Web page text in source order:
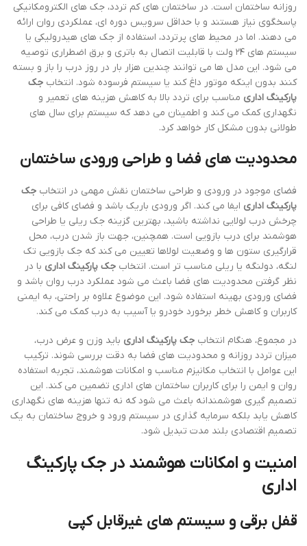
روزانه ساختمان است. در ساختمان های کم تردد، جک های الکترومکانیکی
پاسخگوی نیاز هستند و با حداقل سرویس دوره ای، عملکردی روان ارائه
می دهند. اما در محیط های پرتردد، استفاده از جک های هیدرولیکی یا
سیستم های ۲۴ ولت با قابلیت اتصال به باتری و برق اضطراری توصیه
می شود. این مدل ها می توانند چندین هزار بار در روز درب را باز و بسته
کنند بدون اینکه موتور داغ کند یا سیستم فرسوده شود. انتخاب جک
پارکینگ اداری مناسب برای تردد بالا به کاهش هزینه های تعمیر و
نگهداری کمک می کند و اطمینان می دهد که سیستم برای سال های
طولانی بدون مشکل کار خواهد کرد.
محدودیت های فضا و طراحی ورودی ساختمان
فضای موجود در ورودی و طراحی ساختمان نقش مهمی در انتخاب جک
پارکینگ اداری ایفا می کند. اگر ورودی باریک باشد و فضای کافی برای
چرخش درب لولایی نداشته باشید، بهترین گزینه جک ریلی یا طراحی
هوشمند برای درب بازویی است. همچنین، جهت باز شدن درب، محل
قرارگیری ستون ها و وضعیت لولاها تعیین می کند که جک بازویی تک
لنگه، دولنگه یا ریلی مناسب تر است. انتخاب جک پارکینگ اداری با در
نظر گرفتن محدودیت های فضا باعث می شود عملکرد درب روان باشد و
فضای ورودی بهینه استفاده شود. این موضوع علاوه بر راحتی، به ایمنی
کاربران و کاهش خطر برخورد خودرو یا آسیب به درب کمک می کند.
در مجموع، هنگام انتخاب جک پارکینگ اداری باید وزن و عرض درب،
میزان تردد روزانه و محدودیت های فضا به دقت بررسی شوند. ترکیب
این عوامل با انتخاب مکانیزم مناسب و امکانات هوشمند، تجربه استفاده
روان و ایمن را برای کاربران ساختمان های اداری تضمین می کند. این
تصمیم گیری هوشمندانه باعث می شود که نه تنها هزینه های نگهداری
کاهش یابد بلکه سرمایه گذاری در سیستم ورود و خروج ساختمان به یک
تصمیم اقتصادی بلند مدت تبدیل شود.
امنیت و امکانات هوشمند در جک پارکینگ
اداری
قفل برقی و سیستم های غیرقابل کپی